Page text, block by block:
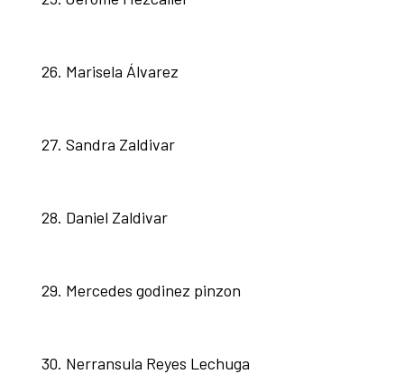
Marisela Álvarez
Sandra Zaldivar
Daniel Zaldivar
Mercedes godinez pinzon
Nerransula Reyes Lechuga